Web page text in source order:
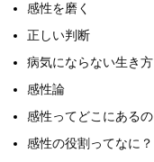
感性を磨く
正しい判断
病気にならない生き方
感性論
感性ってどこにあるの
感性の役割ってなに？